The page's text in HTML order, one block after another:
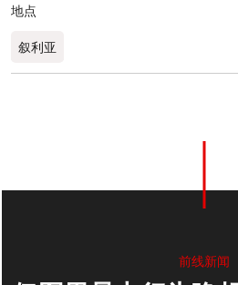
地点
叙利亚
前线新闻